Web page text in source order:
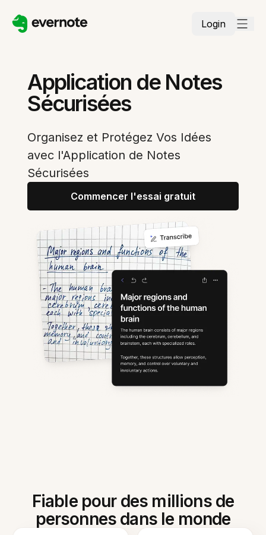
Login
Application de Notes
Sécurisées
Organisez et Protégez Vos Idées
avec l'Application de Notes
Sécurisées
Commencer l'essai gratuit
Fiable pour des millions de
personnes dans le monde